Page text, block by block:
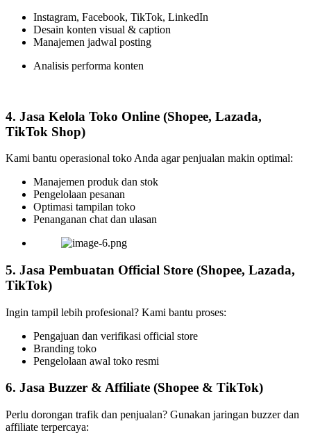
Instagram, Facebook, TikTok, LinkedIn
Desain konten visual & caption
Manajemen jadwal posting
Analisis performa konten
4. Jasa Kelola Toko Online (Shopee, Lazada,
TikTok Shop)
Kami bantu operasional toko Anda agar penjualan makin optimal:
Manajemen produk dan stok
Pengelolaan pesanan
Optimasi tampilan toko
Penanganan chat dan ulasan
5. Jasa Pembuatan Official Store (Shopee, Lazada,
TikTok)
Ingin tampil lebih profesional? Kami bantu proses:
Pengajuan dan verifikasi official store
Branding toko
Pengelolaan awal toko resmi
6. Jasa Buzzer & Affiliate (Shopee & TikTok)
Perlu dorongan trafik dan penjualan? Gunakan jaringan buzzer dan
affiliate terpercaya: